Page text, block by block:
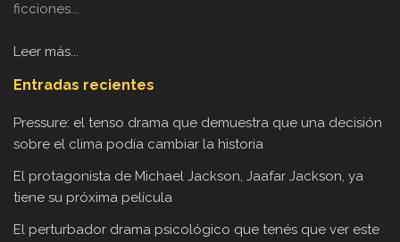
ficciones...
Leer más...
Entradas recientes
Pressure: el tenso drama que demuestra que una decisión
sobre el clima podía cambiar la historia
El protagonista de Michael Jackson, Jaafar Jackson, ya
tiene su próxima película
El perturbador drama psicológico que tenés que ver este